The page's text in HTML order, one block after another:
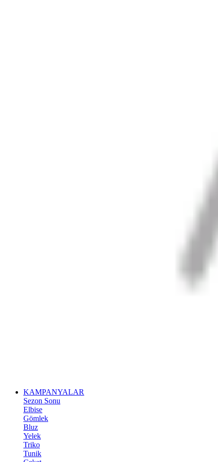
KAMPANYALAR
Sezon Sonu
Elbise
Gömlek
Bluz
Yelek
Triko
Tunik